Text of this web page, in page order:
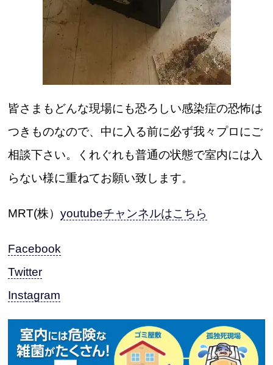
皆さまもどんな現場にも恐ろしい感染症の恐怖は
つきものなので、中に入る前に必ず我々プロにご
相談下さい。くれぐれも普通の状態で室内には入
らない様に重ねてお願い致します。
MRT(株）youtubeチャンネルはこちら
Facebook
Twitter
Instagram